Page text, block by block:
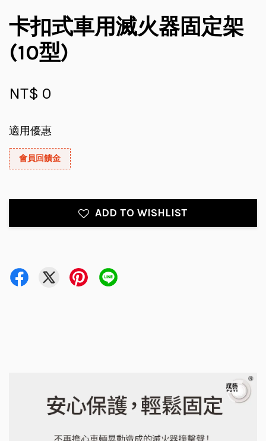
卡扣式車用滅火器固定架
(10型)
NT$ 0
適用優惠
會員回饋金
ADD TO WISHLIST